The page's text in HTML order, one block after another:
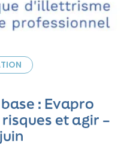
: Evapro
et agir –